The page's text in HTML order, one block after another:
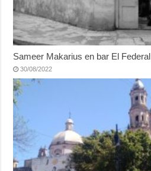
Sameer Makarius en bar El Federal
30/08/2022